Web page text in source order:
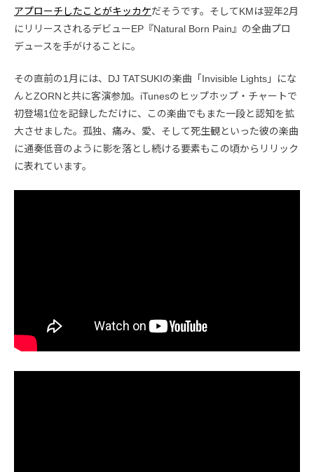
アプローチしたことがキッカケだそうです。そしてKMは翌年2月
にリリースされるデビューEP『Natural Born Pain』の全曲プロ
デュースを手がけることに。
その直前の1月には、DJ TATSUKIの楽曲「Invisible Lights」にな
んとZORNと共に客演参加。iTunesのヒップホップ・チャートで
初登場1位を記録しただけに、この楽曲でもまた一段と認知を拡
大させました。孤独、痛み、愛、そして死生観といった彼の楽曲
に通奏低音のように影を落とし続ける要素もこの頃からリリック
に表れています。